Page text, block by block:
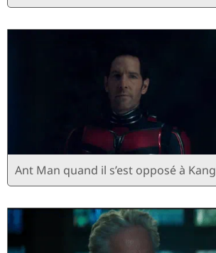
Ant Man quand il s’est opposé à Kang